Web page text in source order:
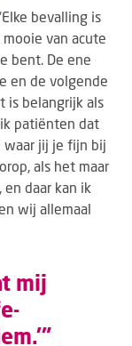
bevalling is
van acute
bent. De ene
en de volgende
is belangrijk als
patiënten dat
waar jij je fijn bij
als het maar
daar kan ik
wij allemaal
mij